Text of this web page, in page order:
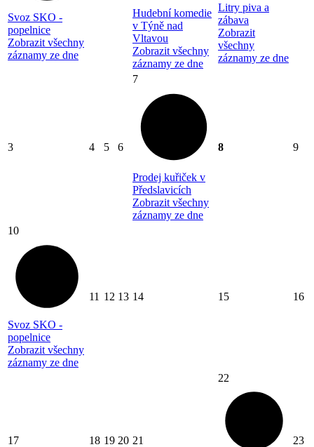
Svoz SKO -
popelnice
Zobrazit všechny
záznamy ze dne
Hudební komedie
v Týně nad
Vltavou
Zobrazit všechny
záznamy ze dne
Litry piva a
zábava
Zobrazit
všechny
záznamy ze dne
3 4 5 6
7
Prodej kuřiček v
Předslavicích
Zobrazit všechny
záznamy ze dne
8 9
10
Svoz SKO -
popelnice
Zobrazit všechny
záznamy ze dne
11 12 13 14 15 16
17 18 19 20 21
22
23